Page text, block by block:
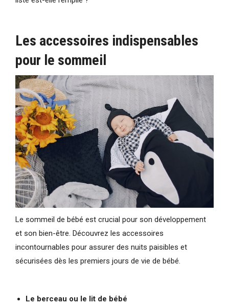
Les accessoires indispensables
pour le sommeil
Le sommeil de bébé est crucial pour son développement
et son bien-être. Découvrez les accessoires
incontournables pour assurer des nuits paisibles et
sécurisées dès les premiers jours de vie de bébé.
Le berceau ou le lit de bébé